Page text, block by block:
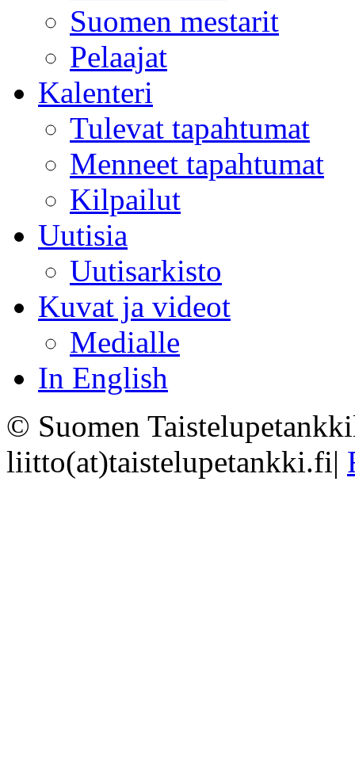
Suomen mestarit
Pelaajat
Kalenteri
Tulevat tapahtumat
Menneet tapahtumat
Kilpailut
Uutisia
Uutisarkisto
Kuvat ja videot
Medialle
In English
© Suomen
liitto(at)taistelupetankki.fi|